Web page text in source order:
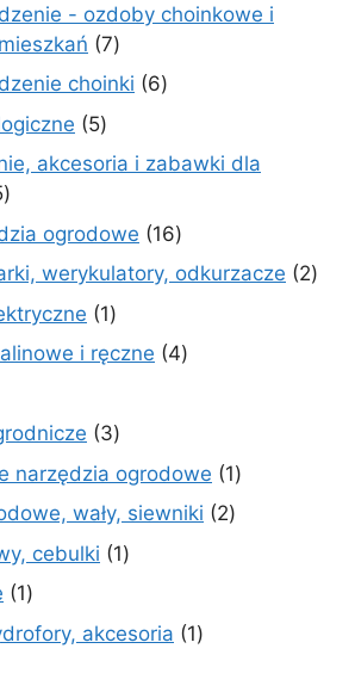
- ozdoby choinkowe i
77
produktów
choinki 66
55
produktów
akcesoria i zabawki dla
5
produktów
ogrodowe 1616
produktów
werykulatory, odkurzacze 22
11
produkt
i ręczne 44
33
produkty
narzędzia ogrodowe 11
wały, siewniki 22
cebulki 11
11
produktakcesoria 11